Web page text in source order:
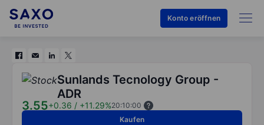
Konto eröffnen
Sunlands Tecnology Group -
ADR
3.55+0.36 / +11.29%20:10:00
Kaufen